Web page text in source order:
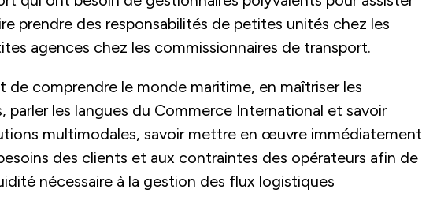
prendre des responsabilités de petites unités chez les
agences chez les commissionnaires de transport.
comprendre le monde maritime, en maîtriser les
parler les langues du Commerce International et savoir
multimodales, savoir mettre en œuvre immédiatement
des clients et aux contraintes des opérateurs afin de
nécessaire à la gestion des flux logistiques